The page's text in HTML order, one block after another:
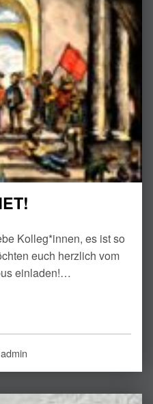
Kolleg*innen, es ist so
euch herzlich vom
einladen!…
admin